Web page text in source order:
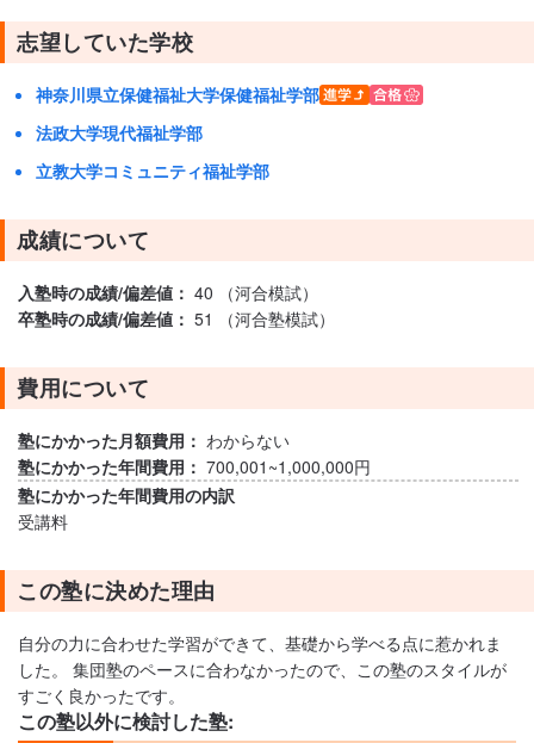
志望していた学校
神奈川県立保健福祉大学保健福祉学部
法政大学現代福祉学部
立教大学コミュニティ福祉学部
成績について
入塾時の成績/偏差値： 40 （河合模試）
卒塾時の成績/偏差値： 51 （河合塾模試）
費用について
塾にかかった月額費用： わからない
塾にかかった年間費用： 700,001~1,000,000円
塾にかかった年間費用の内訳
受講料
この塾に決めた理由
自分の力に合わせた学習ができて、基礎から学べる点に惹かれま
した。 集団塾のペースに合わなかったので、この塾のスタイルが
すごく良かったです。
この塾以外に検討した塾: